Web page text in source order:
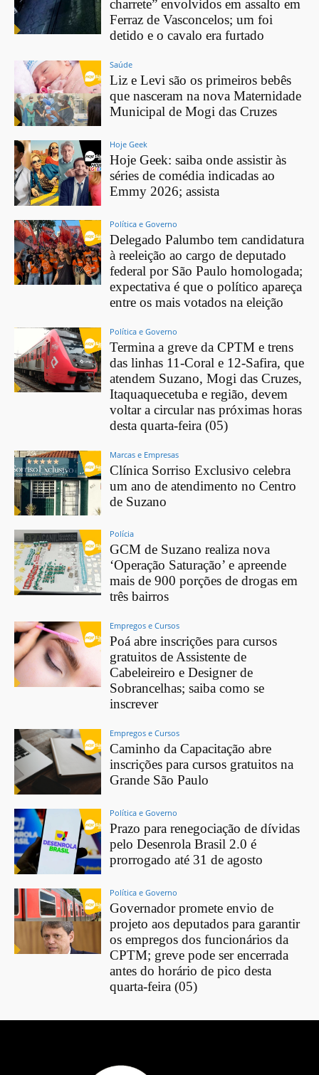
charrete” envolvidos em assalto em
Ferraz de Vasconcelos; um foi
detido e o cavalo era furtado
Saúde
Liz e Levi são os primeiros bebês
que nasceram na nova Maternidade
Municipal de Mogi das Cruzes
Hoje Geek
Hoje Geek: saiba onde assistir às
séries de comédia indicadas ao
Emmy 2026; assista
Política e Governo
Delegado Palumbo tem candidatura
à reeleição ao cargo de deputado
federal por São Paulo homologada;
expectativa é que o político apareça
entre os mais votados na eleição
Política e Governo
Termina a greve da CPTM e trens
das linhas 11-Coral e 12-Safira, que
atendem Suzano, Mogi das Cruzes,
Itaquaquecetuba e região, devem
voltar a circular nas próximas horas
desta quarta-feira (05)
Marcas e Empresas
Clínica Sorriso Exclusivo celebra
um ano de atendimento no Centro
de Suzano
Polícia
GCM de Suzano realiza nova
‘Operação Saturação’ e apreende
mais de 900 porções de drogas em
três bairros
Empregos e Cursos
Poá abre inscrições para cursos
gratuitos de Assistente de
Cabeleireiro e Designer de
Sobrancelhas; saiba como se
inscrever
Empregos e Cursos
Caminho da Capacitação abre
inscrições para cursos gratuitos na
Grande São Paulo
Política e Governo
Prazo para renegociação de dívidas
pelo Desenrola Brasil 2.0 é
prorrogado até 31 de agosto
Política e Governo
Governador promete envio de
projeto aos deputados para garantir
os empregos dos funcionários da
CPTM; greve pode ser encerrada
antes do horário de pico desta
quarta-feira (05)